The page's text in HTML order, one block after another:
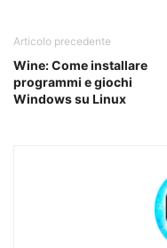
Articolo precedente
Wine: Come installare
programmi e giochi
Windows su Linux